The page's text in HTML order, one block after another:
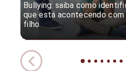
Bullying: saiba como
que está acontecendo com
filho